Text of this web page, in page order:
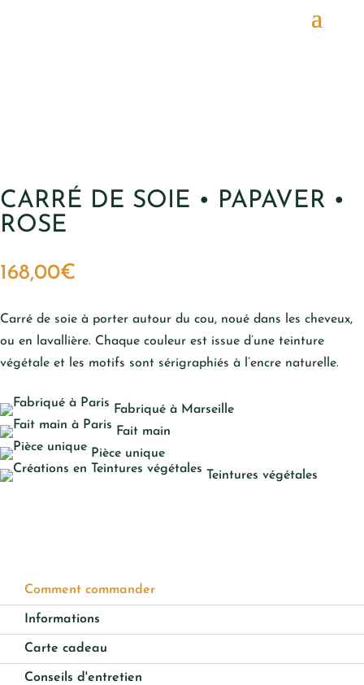
CARRÉ DE SOIE • PAPAVER •
ROSE
168,00€
Carré de soie à porter autour du cou, noué dans les cheveux,
ou en lavallière. Chaque couleur est issue d’une teinture
végétale et les motifs sont sérigraphiés à l’encre naturelle.
Fabriqué à Marseille
Fait main
Pièce unique
Teintures végétales
Comment commander
Informations
Carte cadeau
Conseils d'entretien